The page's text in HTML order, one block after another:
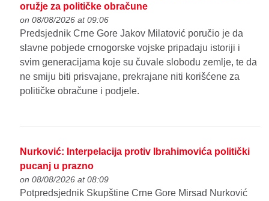
oružje za političke obračune
on 08/08/2026 at 09:06
Predsjednik Crne Gore Jakov Milatović poručio je da
slavne pobjede crnogorske vojske pripadaju istoriji i
svim generacijama koje su čuvale slobodu zemlje, te da
ne smiju biti prisvajane, prekrajane niti korišćene za
političke obračune i podjele.
Nurković: Interpelacija protiv Ibrahimovića politički
pucanj u prazno
on 08/08/2026 at 08:09
Potpredsjednik Skupštine Crne Gore Mirsad Nurković